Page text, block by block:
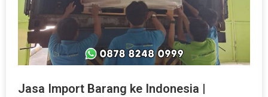
Jasa Import Barang ke Indonesia |